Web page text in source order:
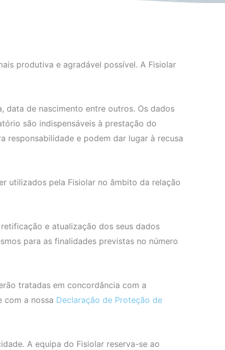
produtiva e agradável possível. A Fisiolar
data de nascimento entre outros. Os dados
são indispensáveis à prestação do
responsabilidade e podem dar lugar à recusa
utilizados pela Fisiolar no âmbito da relação
e atualização dos seus dados
para as finalidades previstas no número
tratadas em concordância com a
com a nossa Declaração de Proteção de
A equipa do Fisiolar reserva-se ao